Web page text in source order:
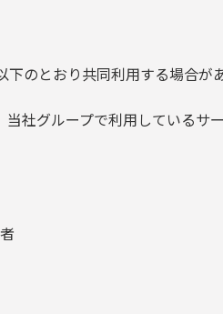
のとおり共同利用する場合があ
グループで利用しているサ